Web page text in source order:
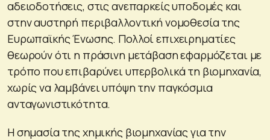
αδειοδοτήσεις, στις ανεπαρκείς υποδομές και
στην αυστηρή περιβαλλοντική νομοθεσία της
Ευρωπαϊκής Ένωσης. Πολλοί επιχειρηματίες
θεωρούν ότι η πράσινη μετάβαση εφαρμόζεται με
τρόπο που επιβαρύνει υπερβολικά τη βιομηχανία,
χωρίς να λαμβάνει υπόψη την παγκόσμια
ανταγωνιστικότητα.
Η σημασία της χημικής βιομηχανίας για την